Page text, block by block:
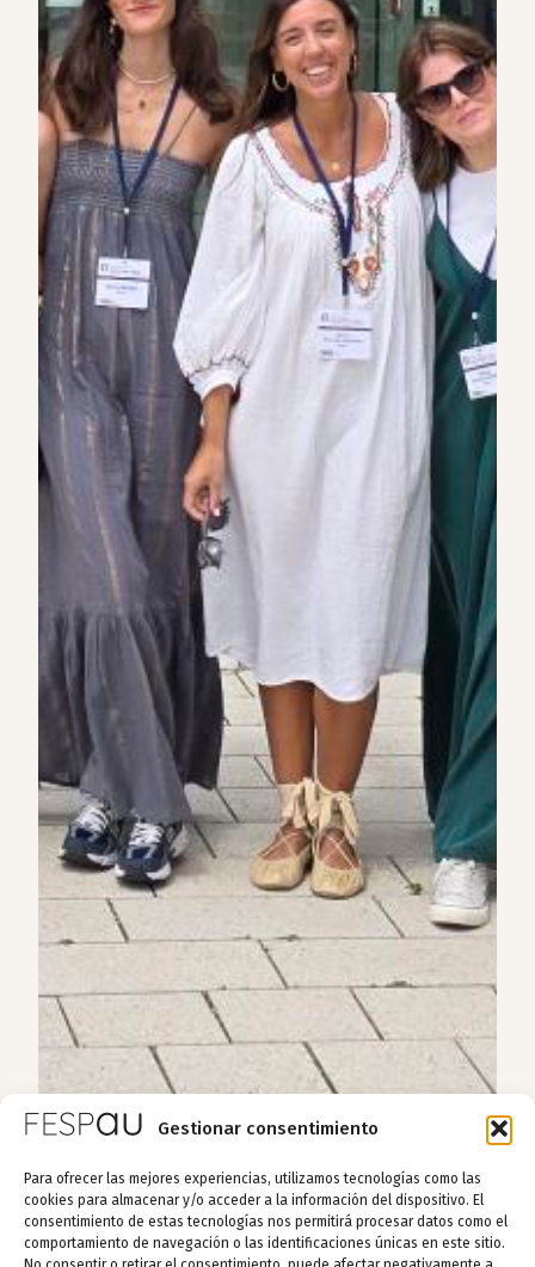
Gestionar consentimiento
Para ofrecer las mejores experiencias, utilizamos tecnologías como las
cookies para almacenar y/o acceder a la información del dispositivo. El
consentimiento de estas tecnologías nos permitirá procesar datos como el
comportamiento de navegación o las identificaciones únicas en este sitio.